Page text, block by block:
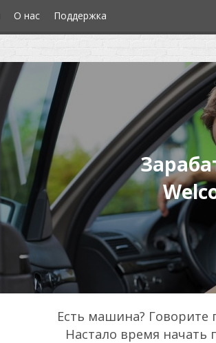
О нас Поддержка
Есть машина? Говорите
Настало время начать